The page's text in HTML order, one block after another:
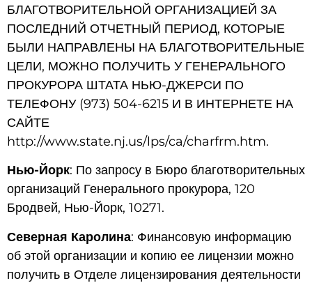
БЛАГОТВОРИТЕЛЬНОЙ ОРГАНИЗАЦИЕЙ ЗА
ПОСЛЕДНИЙ ОТЧЕТНЫЙ ПЕРИОД, КОТОРЫЕ
БЫЛИ НАПРАВЛЕНЫ НА БЛАГОТВОРИТЕЛЬНЫЕ
ЦЕЛИ, МОЖНО ПОЛУЧИТЬ У ГЕНЕРАЛЬНОГО
ПРОКУРОРА ШТАТА НЬЮ-ДЖЕРСИ ПО
ТЕЛЕФОНУ (973) 504-6215 И В ИНТЕРНЕТЕ НА
САЙТЕ
http://www.state.nj.us/lps/ca/charfrm.htm.
Нью-Йорк: По запросу в Бюро благотворительных
организаций Генерального прокурора, 120
Бродвей, Нью-Йорк, 10271.
Северная Каролина: Финансовую информацию
об этой организации и копию ее лицензии можно
получить в Отделе лицензирования деятельности